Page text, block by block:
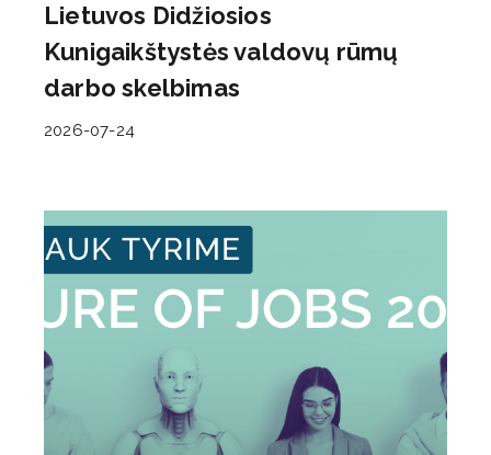
Lietuvos Didžiosios
Kunigaikštystės valdovų rūmų
darbo skelbimas
2026-07-24